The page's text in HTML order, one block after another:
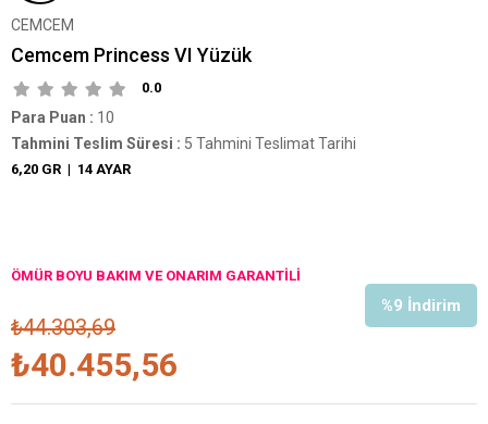
CEMCEM
Cemcem Princess VI Yüzük
0.0
Para Puan : 10
Tahmini Teslim Süresi : 5 Tahmini Teslimat Tarihi
6,20 GR | 14 AYAR
ÖMÜR BOYU BAKIM VE ONARIM GARANTİLİ
%9 İndirim
₺44.303,69
₺40.455,56